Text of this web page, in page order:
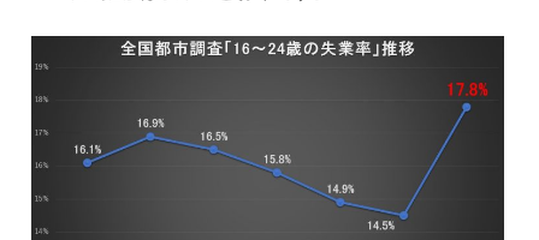
中国だけが鉄鋼輸出を異常増加させる ⇒ 中
国の過剰生産が世界を蝕む。
『Money1』
韓国製造業「半導体絶好調」のウラで他業
種は全般的「不調」⇒ PSIが示す現況は決して良くない。
【米韓激突案件】韓国消費者院が『クーパ